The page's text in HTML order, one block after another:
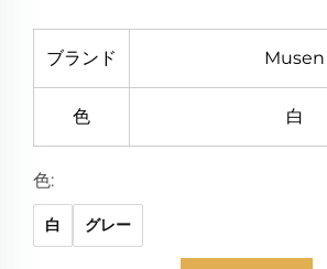
ブランド Musen
色 白
色:
白 グレー